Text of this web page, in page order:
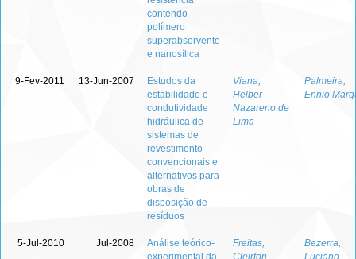
contendo
polímero
superabsorvente
e nanosílica
9-Fev-2011 13-Jun-2007
Estudos da
estabilidade e
condutividade
hidráulica de
sistemas de
revestimento
convencionais e
alternativos para
obras de
disposição de
resíduos
Viana,
Helber
Nazareno de
Lima
Palmeira,
Ennio
5-Jul-2010 Jul-2008
Análise teórico-
experimental da
Freitas,
Cleirton
Bezerra,
Luciano